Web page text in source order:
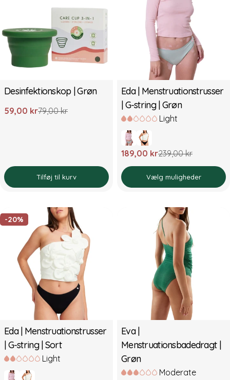
Desinfektionskop | Grøn
Udsalgspris
59,00 kr
Normal
79,00 kr
Tilføj til kurv
Eda | Menstruationstrusser
| G-string | Grøn
Light
Udsalgspris
189,00 kr
Normal
pris
239,00 kr
Vælg muligheder
-20%
Eda | Menstruationstrusser
| G-string | Sort
Light
Eva |
Menstruationsbadedragt |
Grøn
Moderate